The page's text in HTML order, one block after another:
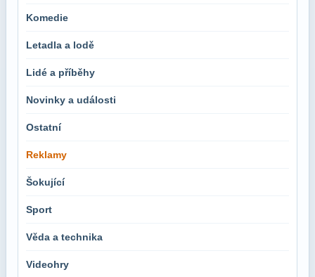
Komedie
Letadla a lodě
Lidé a příběhy
Novinky a události
Ostatní
Reklamy
Šokující
Sport
Věda a technika
Videohry